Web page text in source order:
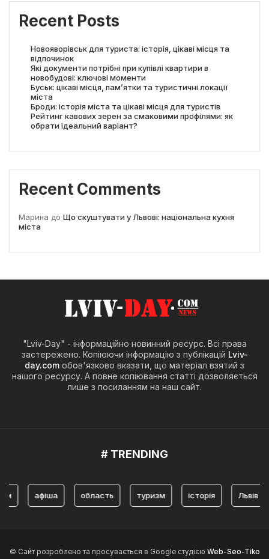
Recent Posts
Новояворівськ для туриста: історія, цікаві місця та
відпочинок
Які документи потрібні при купівлі квартири в
новобудові: ключові моменти
Буськ: цікаві місця, пам’ятки та туристичні локації
міста
Броди: історія міста та цікаві місця для туристів
Рейтинг кавових зерен за смаковими профілями: як
обрати ідеальний варіант?
Recent Comments
Марина до Що скуштувати у Львові: національна кухня
міста
"Lviv-Day" - інформаційно новинний ресурс. Всі права
застережено. Копіюючи інформацію з публікацій Lviv-
day.com обов'язково вказати, що матеріал взятий з
нашого ресурсу. А повне копіювання статті дозволяється
лише з посиланням на наш сайт.
# TRENDING
афіша область туризм історія Львів
© Сайт розроблено та просувається в Google студією Web-Seo-Tiko